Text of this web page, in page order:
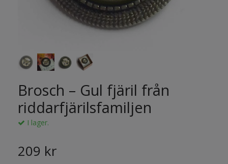
Brosch – Gul fjäril från
riddarfjärilsfamiljen
I lager.
209 kr